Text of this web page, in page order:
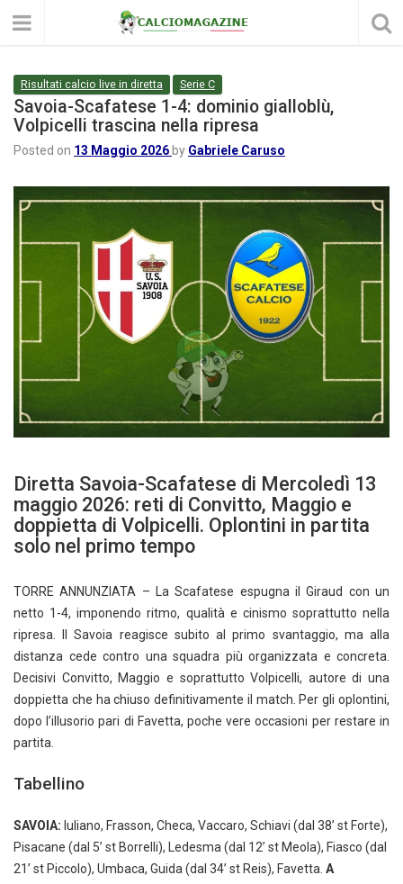
Risultati calcio live in diretta Serie C
Savoia-Scafatese 1-4: dominio gialloblù,
Volpicelli trascina nella ripresa
Posted on 13 Maggio 2026 by Gabriele Caruso
Diretta Savoia-Scafatese di Mercoledì 13
maggio 2026: reti di Convitto, Maggio e
doppietta di Volpicelli. Oplontini in partita
solo nel primo tempo
TORRE ANNUNZIATA – La Scafatese espugna il Giraud con un
netto 1-4, imponendo ritmo, qualità e cinismo soprattutto nella
ripresa. Il Savoia reagisce subito al primo svantaggio, ma alla
distanza cede contro una squadra più organizzata e concreta.
Decisivi Convitto, Maggio e soprattutto Volpicelli, autore di una
doppietta che ha chiuso definitivamente il match. Per gli oplontini,
dopo l’illusorio pari di Favetta, poche vere occasioni per restare in
partita.
Tabellino
SAVOIA: Iuliano, Frasson, Checa, Vaccaro, Schiavi (dal 38’ st Forte),
Pisacane (dal 5’ st Borrelli), Ledesma (dal 12’ st Meola), Fiasco (dal
21’ st Piccolo), Umbaca, Guida (dal 34’ st Reis), Favetta. A